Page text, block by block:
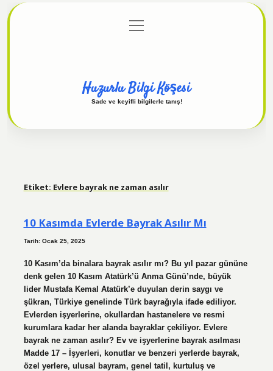
Gizlilik Politikası
menüyü
aç
Huzurlu Bilgi Köşesi
Sade ve keyifli bilgilerle tanış!
Etiket: Evlere bayrak ne zaman asılır
10 Kasımda Evlerde Bayrak Asılır Mı
Tarih: Ocak 25, 2025
10 Kasım’da binalara bayrak asılır mı? Bu yıl pazar gününe
denk gelen 10 Kasım Atatürk’ü Anma Günü’nde, büyük
lider Mustafa Kemal Atatürk’e duyulan derin saygı ve
şükran, Türkiye genelinde Türk bayrağıyla ifade ediliyor.
Evlerden işyerlerine, okullardan hastanelere ve resmi
kurumlara kadar her alanda bayraklar çekiliyor. Evlere
bayrak ne zaman asılır? Ev ve işyerlerine bayrak asılması
Madde 17 – İşyerleri, konutlar ve benzeri yerlerde bayrak,
özel yerlere, ulusal bayram, genel tatil, kurtuluş ve